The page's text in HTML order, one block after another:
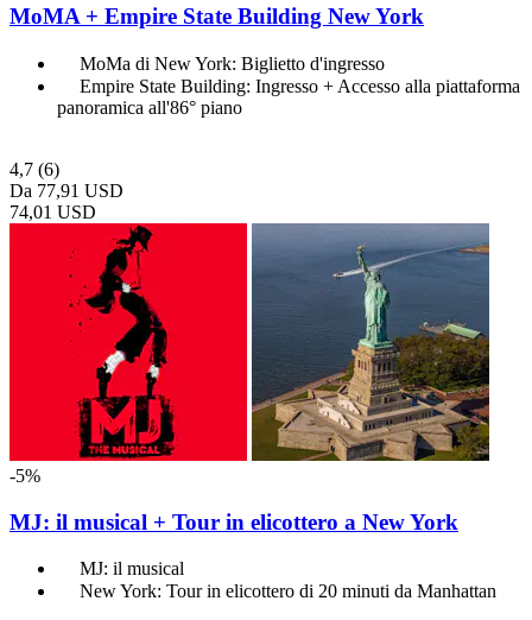
MoMA + Empire State Building New York
MoMa di New York: Biglietto d'ingresso
Empire State Building: Ingresso + Accesso alla piattaforma
panoramica all'86° piano
4,7 (6)
Da 77,91 USD
74,01 USD
-5%
MJ: il musical + Tour in elicottero a New York
MJ: il musical
New York: Tour in elicottero di 20 minuti da Manhattan